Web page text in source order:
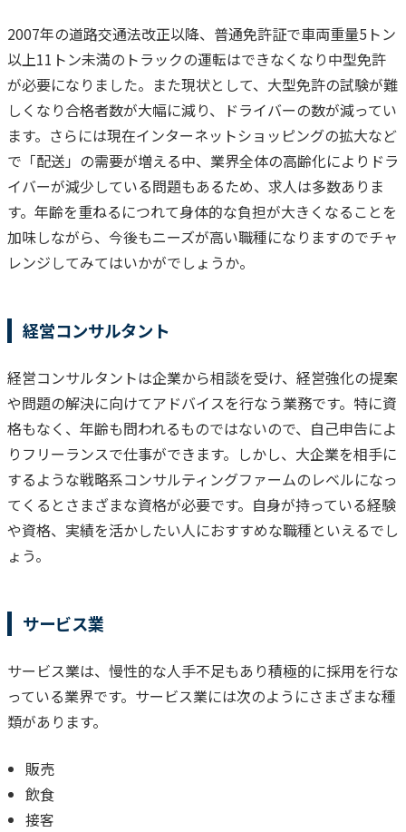
2007年の道路交通法改正以降、普通免許証で車両重量5トン
以上11トン未満のトラックの運転はできなくなり中型免許
が必要になりました。また現状として、大型免許の試験が難
しくなり合格者数が大幅に減り、ドライバーの数が減ってい
ます。 さらには現在インターネットショッピングの拡大など
で「配送」の需要が増える中、業界全体の高齢化によりドラ
イバーが減少している問題もあるため、求人は多数ありま
す。 年齢を重ねるにつれて身体的な負担が大きくなることを
加味しながら、今後もニーズが高い職種になりますのでチャ
レンジしてみてはいかがでしょうか。
経営コンサルタント
経営コンサルタントは企業から相談を受け、経営強化の提案
や問題の解決に向けてアドバイスを行なう業務です。特に資
格もなく、年齢も問われるものではないので、自己申告によ
りフリーランスで仕事ができます。 しかし、大企業を相手に
するような戦略系コンサルティングファームのレベルになっ
てくるとさまざまな資格が必要です。 自身が持っている経験
や資格、実績を活かしたい人におすすめな職種といえるでし
ょう。
サービス業
サービス業は、慢性的な人手不足もあり積極的に採用を行な
っている業界です。サービス業には次のようにさまざまな種
類があります。
販売
飲食
接客